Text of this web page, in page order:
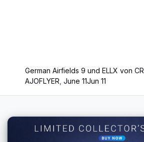
German Airfields 9 und ELLX von CR
AJOFLYER ,June 11Jun 11